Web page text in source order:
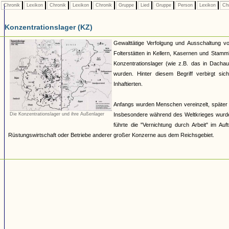
Chronik Lexikon Chronik Lexikon Chronik Gruppe Lied Gruppe Person Lexikon
Konzentrationslager (KZ)
Die Konzentrationslager und ihre Außenlager
Gewalttätige Verfolgung und Ausschaltung
Folterstätten in Kellern, Kasernen und
Konzentrationslager (wie z.B. das in
wurden. Hinter diesem Begriff verbirgt
Inhaftierten.
Anfangs wurden Menschen vereinzelt,
Insbesondere während des Weltkrieges
führte die "Vernichtung durch Arbeit" im
Rüstungswirtschaft oder Betriebe anderer großer Konzerne aus dem Reichsgebiet.